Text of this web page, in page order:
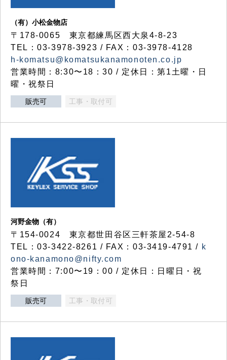
（有）小松金物店
〒178-0065 東京都練馬区西大泉4-8-23
TEL：03-3978-3923 / FAX：03-3978-4128
h-komatsu@komatsukanamonoten.co.jp
営業時間：8:30〜18：30 / 定休日：第1土曜・日
曜・祝祭日
販売可 工事・取付可
河野金物（有）
〒154-0024 東京都世田谷区三軒茶屋2-54-8
TEL：03-3422-8261 / FAX：03-3419-4791 / k
ono-kanamono@nifty.com
営業時間：7:00〜19：00 / 定休日：日曜日・祝
祭日
販売可 工事・取付可